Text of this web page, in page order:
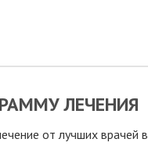
ЛЕЧЕНИЯ
от лучших врачей в